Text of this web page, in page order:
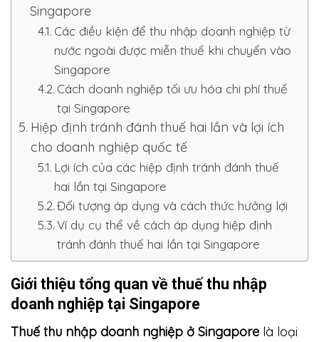
Singapore
Các điều kiện để thu nhập doanh nghiệp từ
nước ngoài được miễn thuế khi chuyển vào
Singapore
Cách doanh nghiệp tối ưu hóa chi phí thuế
tại Singapore
Hiệp định tránh đánh thuế hai lần và lợi ích
cho doanh nghiệp quốc tế
Lợi ích của các hiệp định tránh đánh thuế
hai lần tại Singapore
Đối tượng áp dụng và cách thức hưởng lợi
Ví dụ cụ thể về cách áp dụng hiệp định
tránh đánh thuế hai lần tại Singapore
Giới thiệu tổng quan về thuế thu nhập
doanh nghiệp tại Singapore
Thuế thu nhập doanh nghiệp ở Singapore là loại